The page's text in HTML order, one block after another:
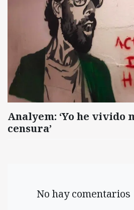
Analyem: ‘Yo he vivido
censura’
No hay comentarios